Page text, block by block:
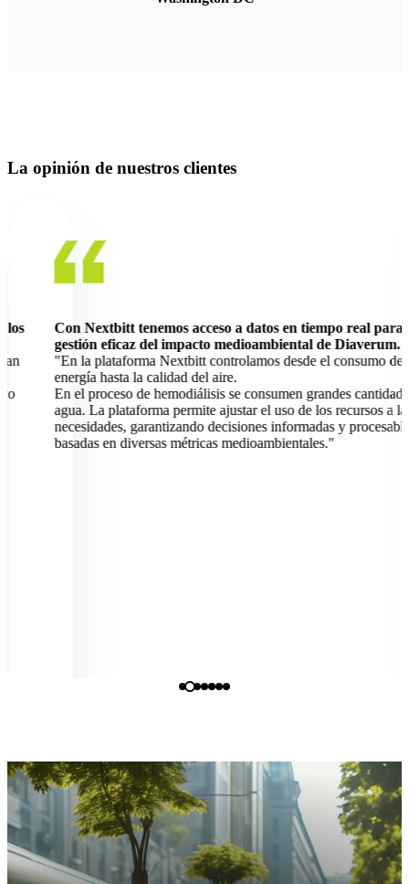
La opinión de nuestros clientes
los
Con Nextbitt tenemos acceso a datos en tiempo real para
gestión eficaz del impacto medioambiental de Diaverum.
"En la plataforma Nextbitt controlamos desde el consumo de
energía hasta la calidad del aire.
En el proceso de hemodiálisis se consumen grandes
agua. La plataforma permite ajustar el uso de los recursos a
necesidades, garantizando decisiones informadas y
basadas en diversas métricas medioambientales."
Miguel Gonçalves